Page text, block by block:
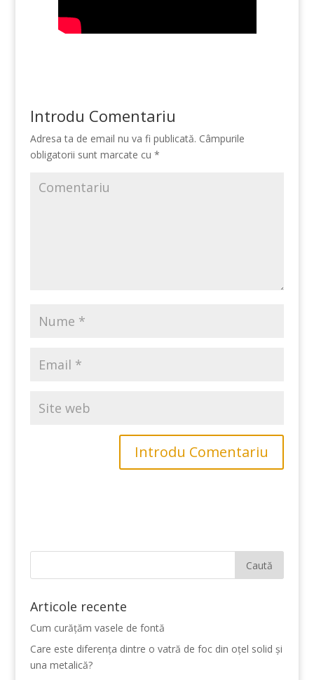
Introdu Comentariu
Adresa ta de email nu va fi publicată. Câmpurile
obligatorii sunt marcate cu *
Articole recente
Cum curățăm vasele de fontă
Care este diferența dintre o vatră de foc din oțel solid și
una metalică?